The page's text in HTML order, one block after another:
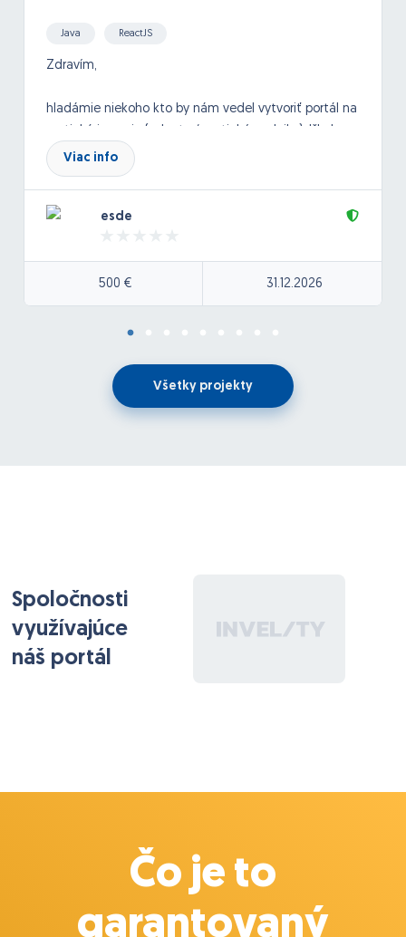
Java ReactJS
Zdravím,
hladámie niekoho kto by nám vedel vytvoriť portál na
medinárodný inzertný systém, kde by si vedeli
spoločnice zadávať inzeráty. fotky.
Tu pridávam stránku ako príklad pre predstavu:
Viac info
esde
500 € 31.12.2026
Všetky projekty
Spoločnosti
využívajúce
náš portál
Čo je to
garantovaný